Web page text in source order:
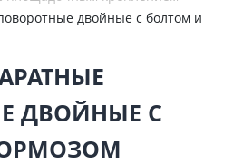
двойные с болтом и
ДВОЙНЫЕ С